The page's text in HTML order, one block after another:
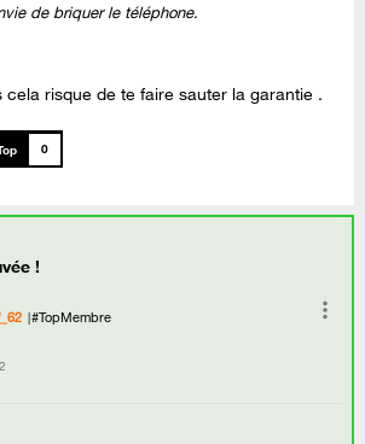
de briquer le téléphone.
cela risque de te faire sauter la garantie .
0
#TopMembre